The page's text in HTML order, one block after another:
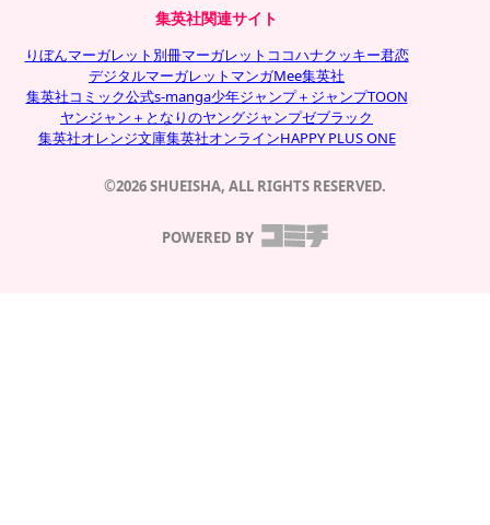
集英社関連サイト
りぼんマーガレット 別冊マーガレット ココハナクッキー君恋
デジタルマーガレット マンガMee集英社
集英社コミック公式s-manga少年ジャンプ＋ ジャンプTOON
ヤンジャン＋ となりのヤングジャンプゼブラック
集英社オレンジ文庫集英社オンラインHAPPY PLUS ONE
©2026 SHUEISHA, ALL RIGHTS RESERVED.
POWERED BY